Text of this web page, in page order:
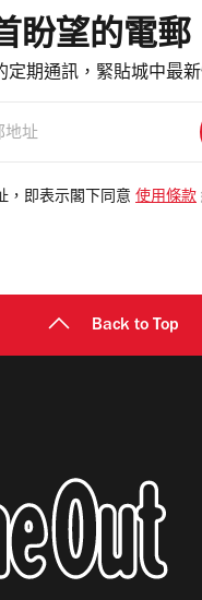
盼望的電郵
定期通訊，緊貼城中最
，即表示閣下同意 使用條款
Back to Top